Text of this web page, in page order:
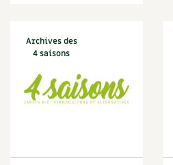
Dessert
DIY
Eau
Énergie
Enfants
Jardin bio
Archives des
4 saisons